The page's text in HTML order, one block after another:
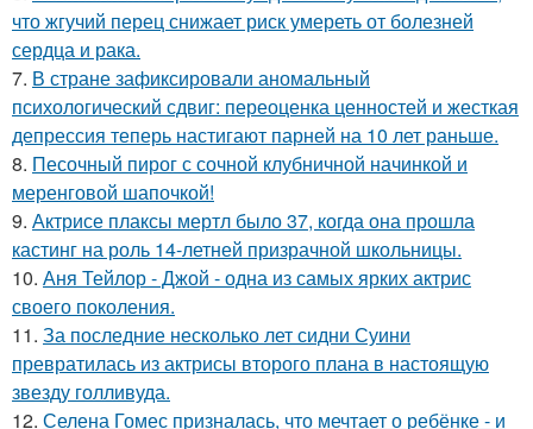
что жгучий перец снижает риск умереть от болезней
сердца и рака.
7. В стране зафиксировали аномальный
психологический сдвиг: переоценка ценностей и жесткая
депрессия теперь настигают парней на 10 лет раньше.
8. Песочный пирог с сочной клубничной начинкой и
меренговой шапочкой!
9. Актрисе плаксы мертл было 37, когда она прошла
кастинг на роль 14-летней призрачной школьницы.
10. Аня Тейлор - Джой - одна из самых ярких актрис
своего поколения.
11. За последние несколько лет сидни Суини
превратилась из актрисы второго плана в настоящую
звезду голливуда.
12. Селена Гомес призналась, что мечтает о ребёнке - и